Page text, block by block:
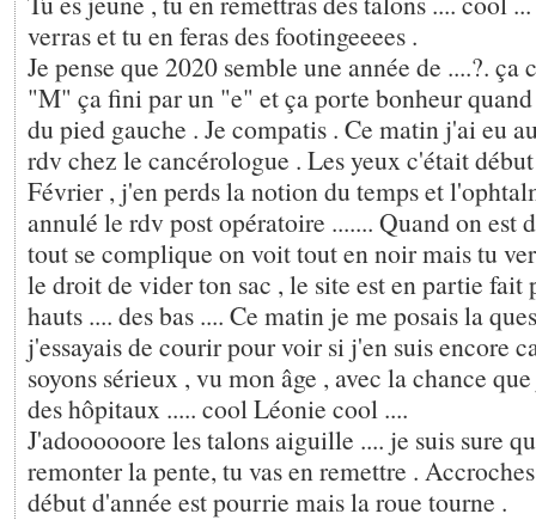
verras et tu en feras des footingeeees .
Je pense que 2020 semble une année de ....?. ça
"M" ça fini par un "e" et ça porte bonheur
du pied gauche . Je compatis . Ce matin j'ai eu
rdv chez le cancérologue . Les yeux c'était
Février , j'en perds la notion du temps et
annulé le rdv post opératoire ....... Quand on est
tout se complique on voit tout en noir mais tu
le droit de vider ton sac , le site est en partie fait
hauts .... des bas .... Ce matin je me posais la
j'essayais de courir pour voir si j'en suis encore
soyons sérieux , vu mon âge , avec la chance
des hôpitaux ..... cool Léonie cool ....
J'adoooooore les talons aiguille .... je suis sure
remonter la pente, tu vas en remettre .
début d'année est pourrie mais la roue tourne .